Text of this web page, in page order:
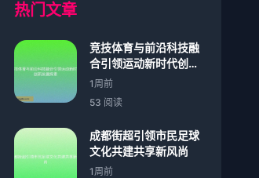
热门文章
竞技体育与前沿科技融
合引领运动新时代创新
发展探索
1周前
53 阅读
成都街超引领市民足球
文化共建共享新风尚
1周前